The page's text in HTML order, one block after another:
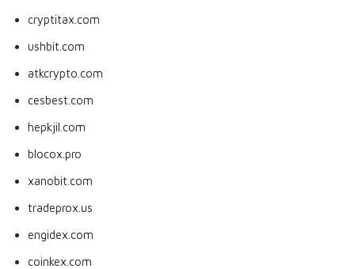
cryptitax.com
ushbit.com
atkcrypto.com
cesbest.com
hepkjil.com
blocox.pro
xanobit.com
tradeprox.us
engidex.com
coinkex.com